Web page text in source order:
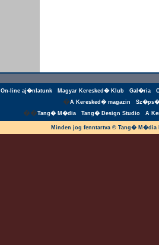
On-line aj�nlatunk Magyar Keresked� Klub Gal�ria
�A Keresked� magazin
��Tang� M�dia Tang� Design Studio A
Minden jog fenntartva © Tang�